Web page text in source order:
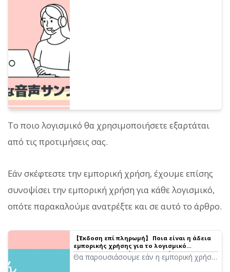
Το ποιο λογισμικό θα χρησιμοποιήσετε εξαρτάται
από τις προτιμήσεις σας.
Εάν σκέφτεστε την εμπορική χρήση, έχουμε επίσης
συνοψίσει την εμπορική χρήση για κάθε λογισμικό,
οπότε παρακαλούμε ανατρέξτε και σε αυτό το άρθρο.
【Έκδοση επί πληρωμή】 Ποια είναι η άδεια
εμπορικής χρήσης για το λογισμικό
μετατροπής κειμένου σε ομιλία; Ερευνήσαμε
τη χρήση στο YouTube
Θα παρουσιάσουμε εάν η εμπορική χρήση